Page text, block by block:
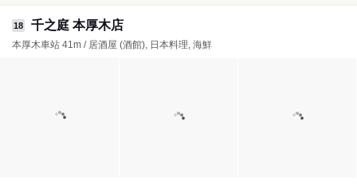
18 千之庭 本厚木店
本厚木車站 41m / 居酒屋 (酒館), 日本料理, 海鮮